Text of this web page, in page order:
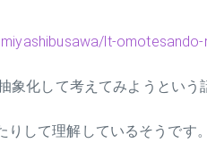
lt-
象化して考えてみようという
りして理解しているそうです